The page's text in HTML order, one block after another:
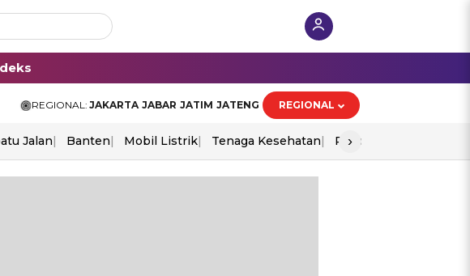
REGIONAL: JAKARTA JABAR JATIM JATENG REGIONAL
Jalan Banten Mobil Listrik Tenaga Kesehatan Piala Aff 2026
›